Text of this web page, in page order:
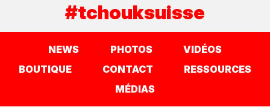
#tchouksuisse
NEWS PHOTOS
VIDÉOS
BOUTIQUE
CONTACT
RESSOURCES
MÉDIAS